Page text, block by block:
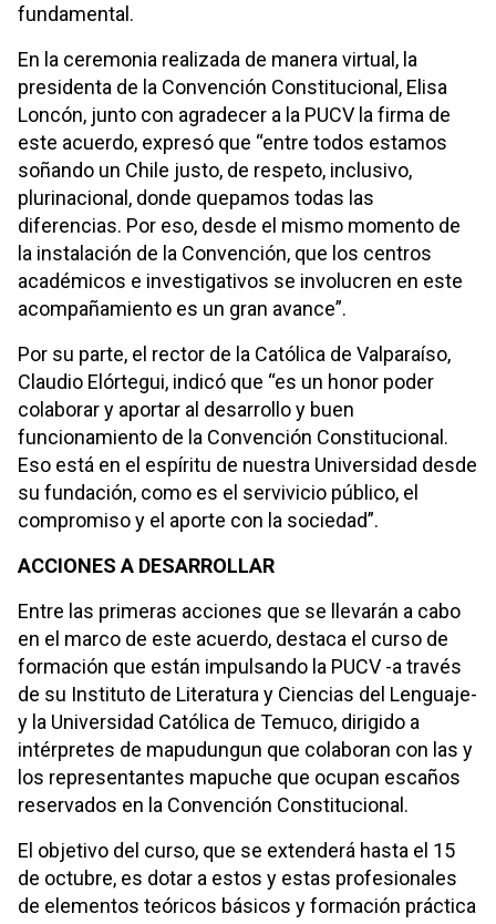
fundamental.
En la ceremonia realizada de manera virtual, la
presidenta de la Convención Constitucional, Elisa
Loncón, junto con agradecer a la PUCV la firma de
este acuerdo, expresó que “entre todos estamos
soñando un Chile justo, de respeto, inclusivo,
plurinacional, donde quepamos todas las
diferencias. Por eso, desde el mismo momento de
la instalación de la Convención, que los centros
académicos e investigativos se involucren en este
acompañamiento es un gran avance”.
Por su parte, el rector de la Católica de Valparaíso,
Claudio Elórtegui, indicó que “es un honor poder
colaborar y aportar al desarrollo y buen
funcionamiento de la Convención Constitucional.
Eso está en el espíritu de nuestra Universidad desde
su fundación, como es el servivicio público, el
compromiso y el aporte con la sociedad”.
ACCIONES A DESARROLLAR
Entre las primeras acciones que se llevarán a cabo
en el marco de este acuerdo, destaca el curso de
formación que están impulsando la PUCV -a través
de su Instituto de Literatura y Ciencias del Lenguaje-
y la Universidad Católica de Temuco, dirigido a
intérpretes de mapudungun que colaboran con las y
los representantes mapuche que ocupan escaños
reservados en la Convención Constitucional.
El objetivo del curso, que se extenderá hasta el 15
de octubre, es dotar a estos y estas profesionales
de elementos teóricos básicos y formación práctica